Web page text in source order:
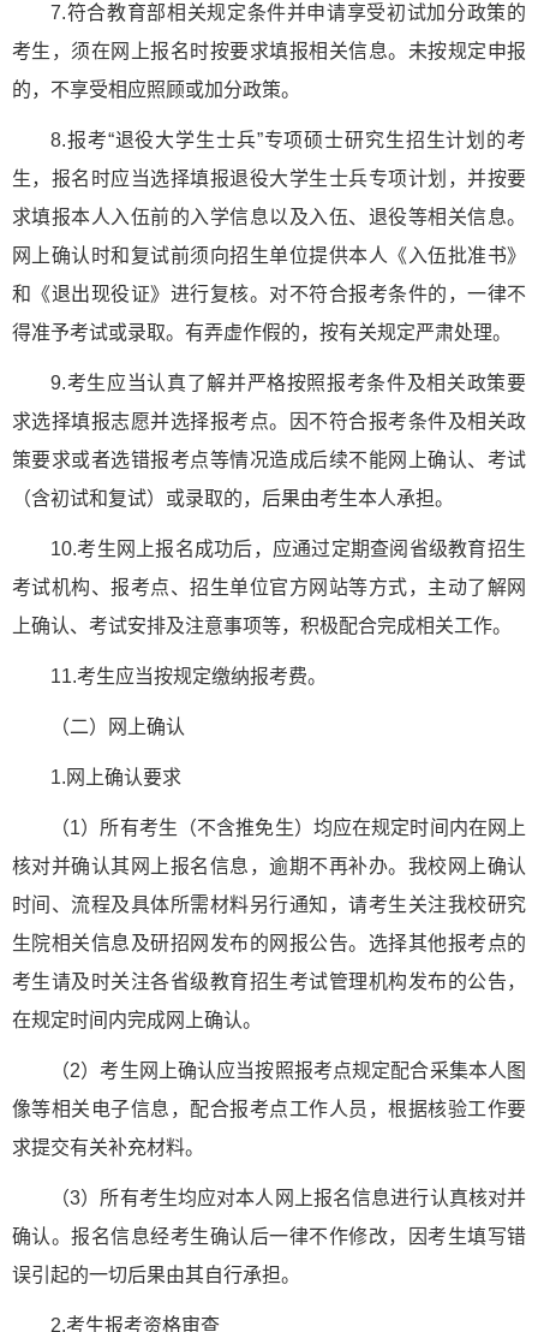
7.符合教育部相关规定条件并申请享受初试加分政策的
考生，须在网上报名时按要求填报相关信息。未按规定申报
的，不享受相应照顾或加分政策。
8.报考“退役大学生士兵”专项硕士研究生招生计划的考
生，报名时应当选择填报退役大学生士兵专项计划，并按要
求填报本人入伍前的入学信息以及入伍、退役等相关信息。
网上确认时和复试前须向招生单位提供本人《入伍批准书》
和《退出现役证》进行复核。对不符合报考条件的，一律不
得准予考试或录取。有弄虚作假的，按有关规定严肃处理。
9.考生应当认真了解并严格按照报考条件及相关政策要
求选择填报志愿并选择报考点。因不符合报考条件及相关政
策要求或者选错报考点等情况造成后续不能网上确认、考试
（含初试和复试）或录取的，后果由考生本人承担。
10.考生网上报名成功后，应通过定期查阅省级教育招生
考试机构、报考点、招生单位官方网站等方式，主动了解网
上确认、考试安排及注意事项等，积极配合完成相关工作。
11.考生应当按规定缴纳报考费。
（二）网上确认
1.网上确认要求
（1）所有考生（不含推免生）均应在规定时间内在网上
核对并确认其网上报名信息，逾期不再补办。我校网上确认
时间、流程及具体所需材料另行通知，请考生关注我校研究
生院相关信息及研招网发布的网报公告。选择其他报考点的
考生请及时关注各省级教育招生考试管理机构发布的公告，
在规定时间内完成网上确认。
（2）考生网上确认应当按照报考点规定配合采集本人图
像等相关电子信息，配合报考点工作人员，根据核验工作要
求提交有关补充材料。
（3）所有考生均应对本人网上报名信息进行认真核对并
确认。报名信息经考生确认后一律不作修改，因考生填写错
误引起的一切后果由其自行承担。
2.考生报考资格审查